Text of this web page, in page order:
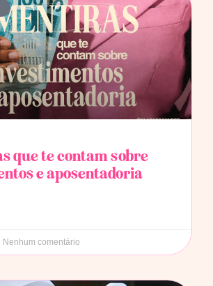
que te contam sobre
e aposentadoria
Nenhum comentário